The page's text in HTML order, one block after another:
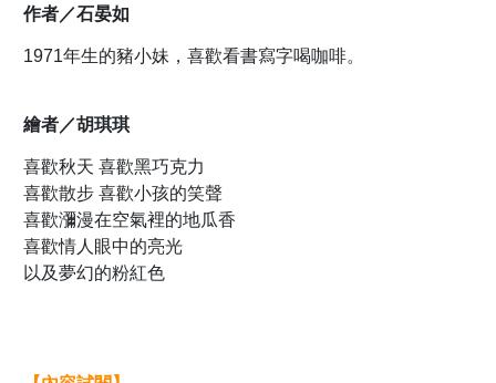
作者／石晏如
1971年生的豬小妹，喜歡看書寫字喝咖啡。
繪者／胡琪琪
喜歡秋天 喜歡黑巧克力
喜歡散步 喜歡小孩的笑聲
喜歡瀰漫在空氣裡的地瓜香
喜歡情人眼中的亮光
以及夢幻的粉紅色